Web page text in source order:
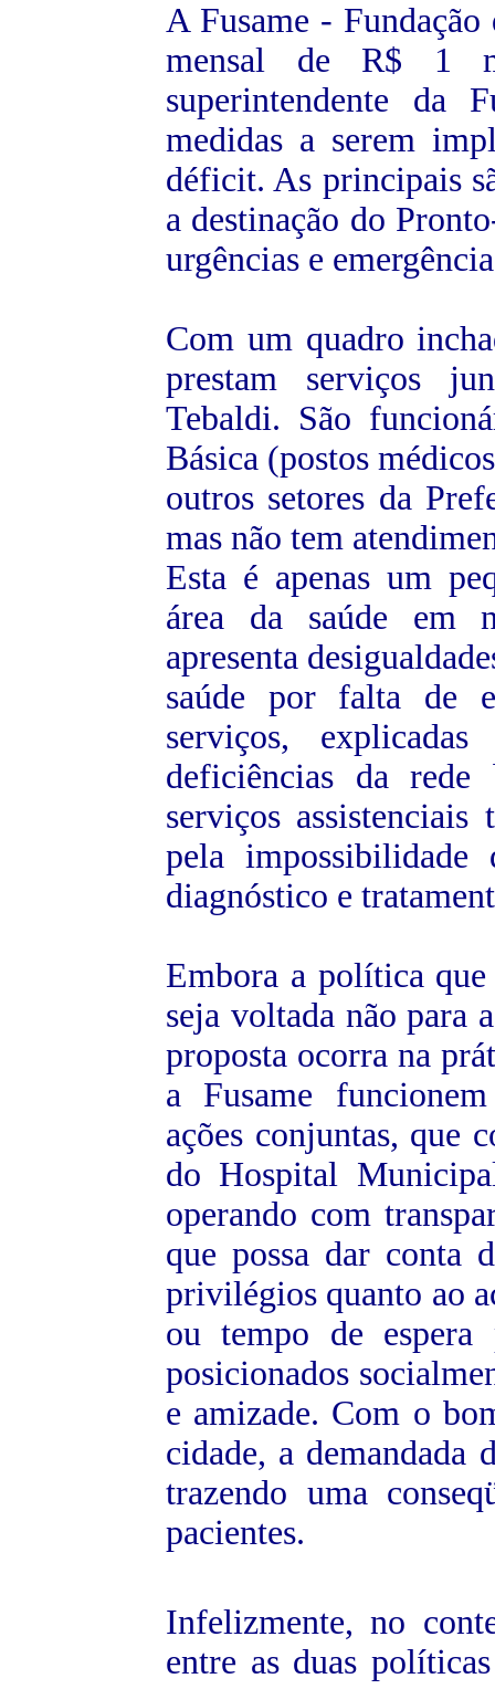
A Fusame -
mensal de R$ 1
superintendente da
medidas a serem
déficit. As principais
a destinação do
urgências e
Com um quadro
prestam serviços
Tebaldi. São
Básica (postos
outros setores da
mas não tem
Esta é apenas um
área da saúde em
apresenta
saúde por falta de
serviços,
deficiências da rede
serviços assistenciais
pela impossibilidade
diagnóstico e
Embora a política
seja voltada não para
proposta ocorra na
a Fusame
ações conjuntas, que
do Hospital
operando com
que possa dar conta
privilégios quanto ao
ou tempo de espera
posicionados
e amizade. Com o
cidade, a demandada
trazendo uma
pacientes.
Infelizmente, no
entre as duas